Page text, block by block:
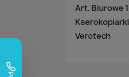
Art. Biurowe 1
Kserokopiarki
Verotech